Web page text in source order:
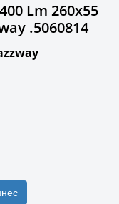
Lm 260x55
.5060814